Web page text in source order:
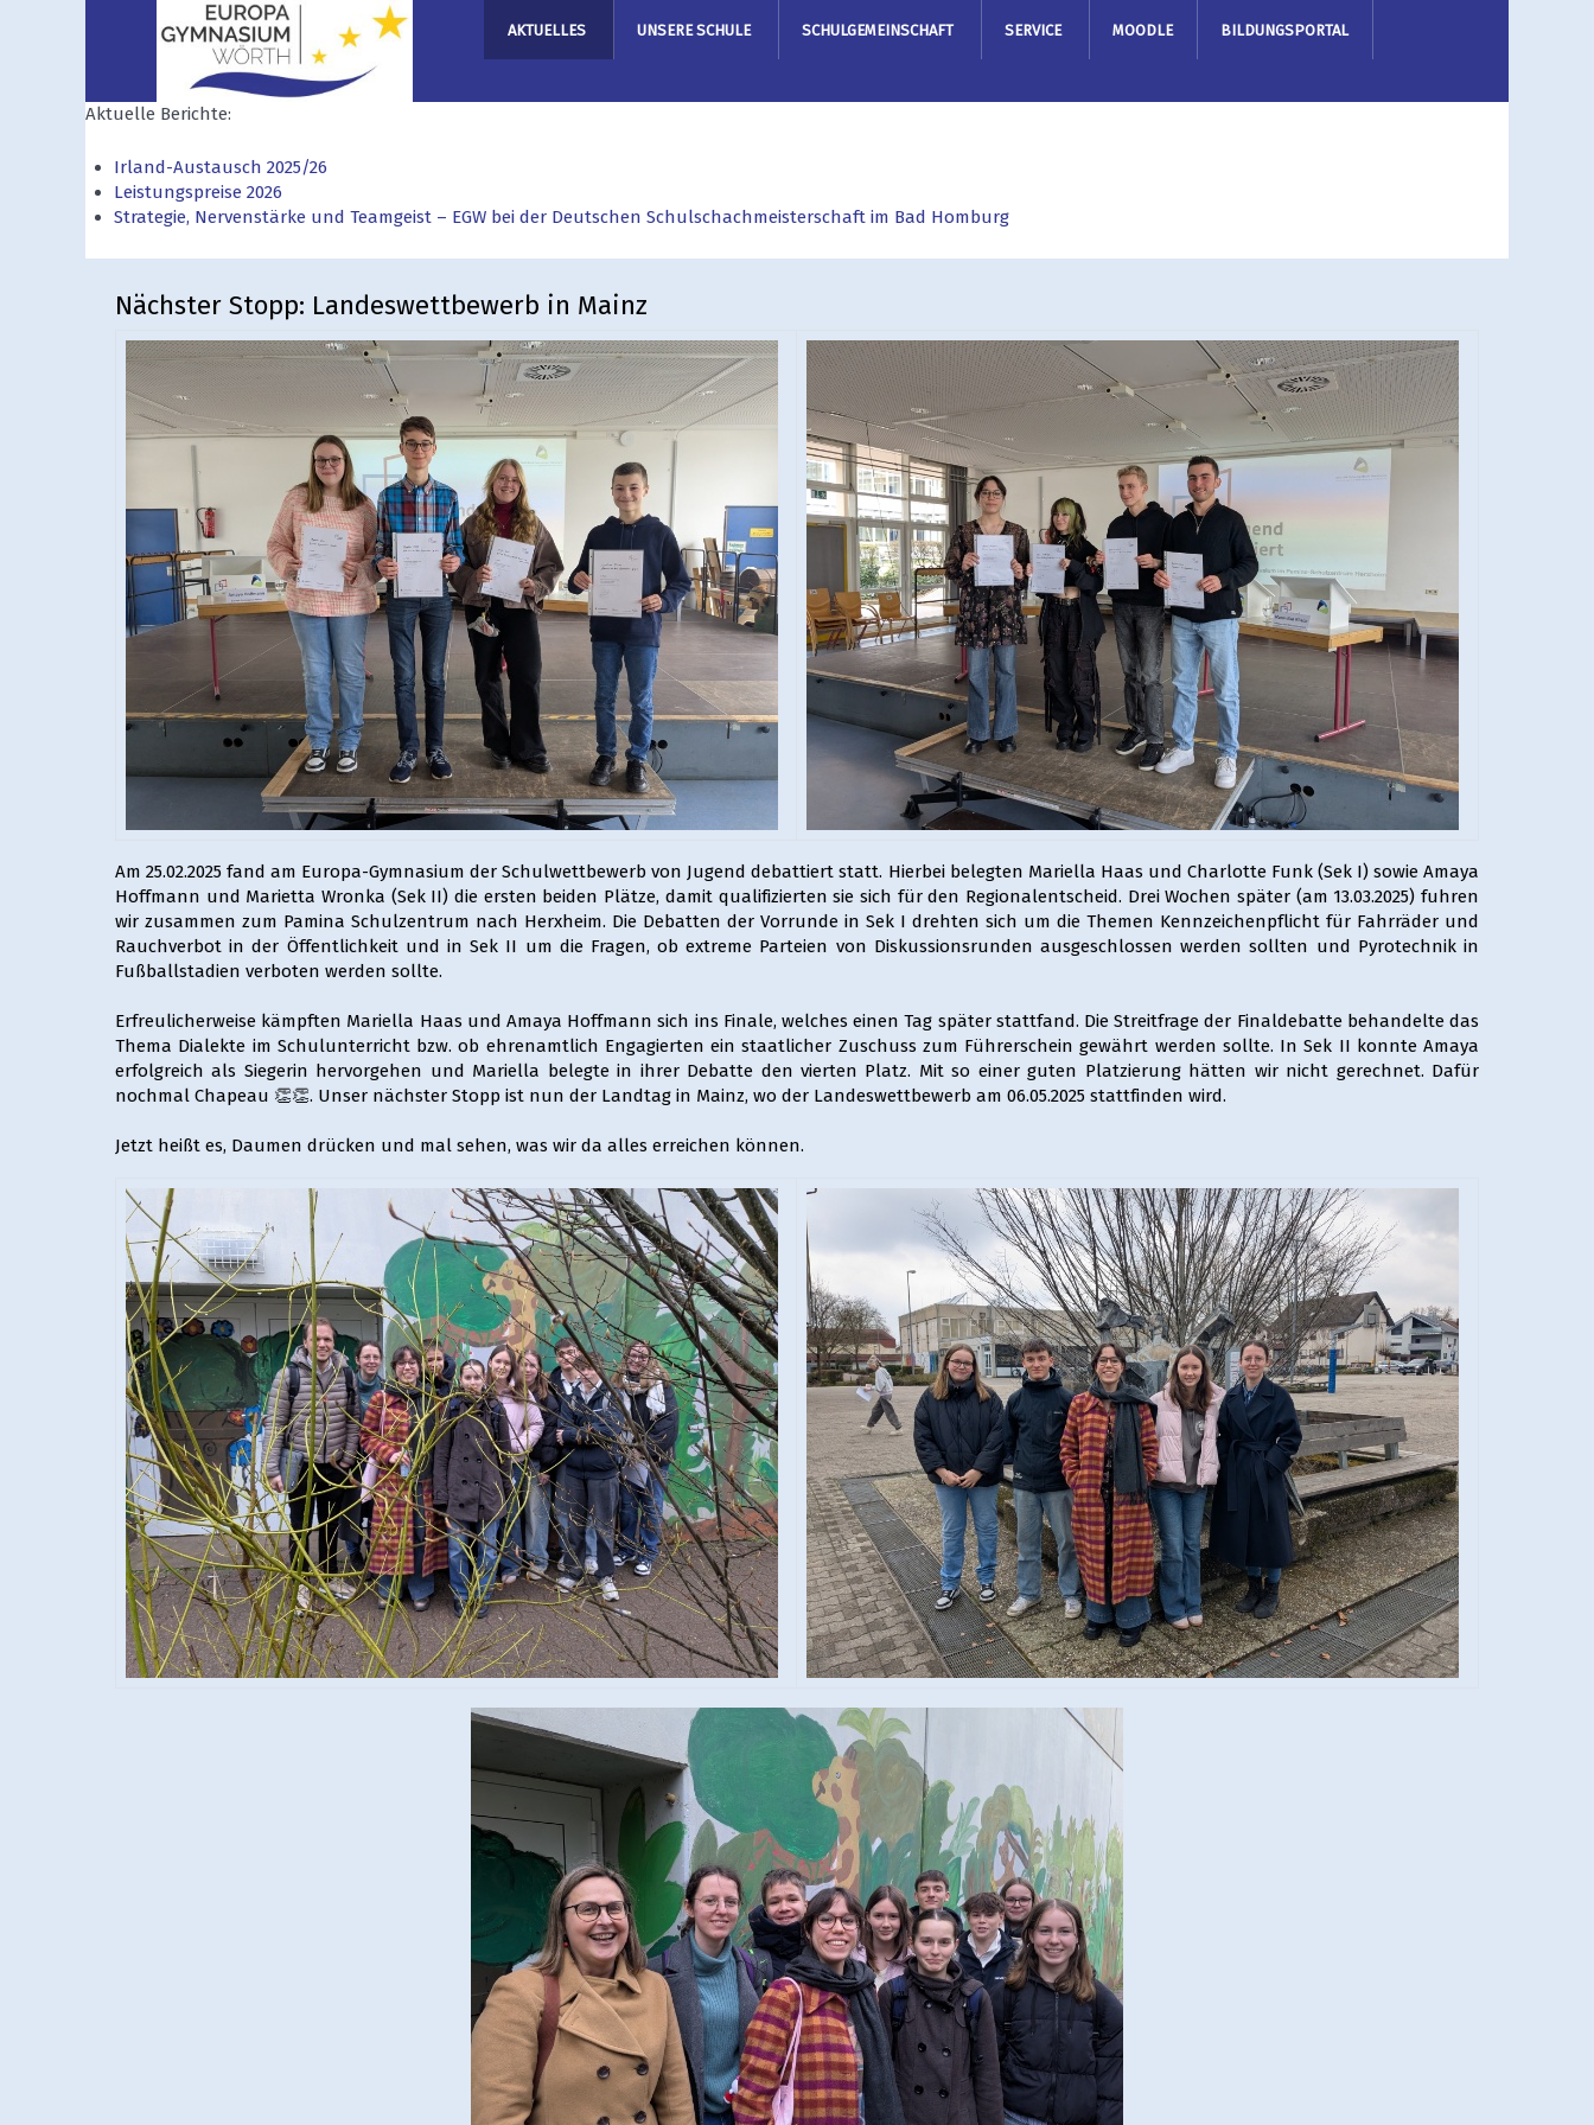
AKTUELLES UNSERE SCHULE SCHULGEMEINSCHAFT SERVICE MOODLE BILDUNGSPORTAL
Aktuelle Berichte:
Irland-Austausch 2025/26
Leistungspreise 2026
Strategie, Nervenstärke und Teamgeist – EGW bei der Deutschen Schulschachmeisterschaft im Bad Homburg
Nächster Stopp: Landeswettbewerb in Mainz
Am 25.02.2025 fand am Europa-Gymnasium der Schulwettbewerb von Jugend debattiert statt. Hierbei belegten Mariella Haas und Charlotte Funk (Sek I) sowie Amaya
Hoffmann und Marietta Wronka (Sek II) die ersten beiden Plätze, damit qualifizierten sie sich für den Regionalentscheid. Drei Wochen später (am 13.03.2025) fuhren
wir zusammen zum Pamina Schulzentrum nach Herxheim. Die Debatten der Vorrunde in Sek I drehten sich um die Themen Kennzeichenpflicht für Fahrräder und
Rauchverbot in der Öffentlichkeit und in Sek II um die Fragen, ob extreme Parteien von Diskussionsrunden ausgeschlossen werden sollten und Pyrotechnik in
Fußballstadien verboten werden sollte.
Erfreulicherweise kämpften Mariella Haas und Amaya Hoffmann sich ins Finale, welches einen Tag später stattfand. Die Streitfrage der Finaldebatte behandelte das
Thema Dialekte im Schulunterricht bzw. ob ehrenamtlich Engagierten ein staatlicher Zuschuss zum Führerschein gewährt werden sollte. In Sek II konnte Amaya
erfolgreich als Siegerin hervorgehen und Mariella belegte in ihrer Debatte den vierten Platz. Mit so einer guten Platzierung hätten wir nicht gerechnet. Dafür
nochmal Chapeau 👏👏. Unser nächster Stopp ist nun der Landtag in Mainz, wo der Landeswettbewerb am 06.05.2025 stattfinden wird.
Jetzt heißt es, Daumen drücken und mal sehen, was wir da alles erreichen können.